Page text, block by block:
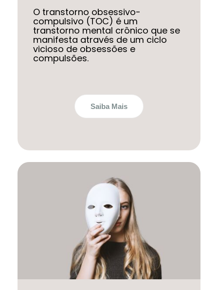
O transtorno obsessivo-
compulsivo (TOC) é um
transtorno mental crônico que se
manifesta através de um ciclo
vicioso de obsessões e
compulsões.
Saiba Mais